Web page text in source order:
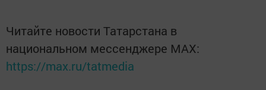
Читайте новости Татарстана в
национальном мессенджере MАХ:
https://max.ru/tatmedia